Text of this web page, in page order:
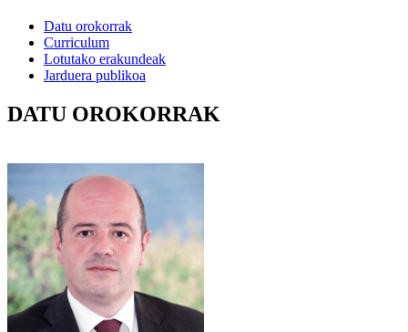
Datu orokorrak
Curriculum
Lotutako erakundeak
Jarduera publikoa
DATU OROKORRAK